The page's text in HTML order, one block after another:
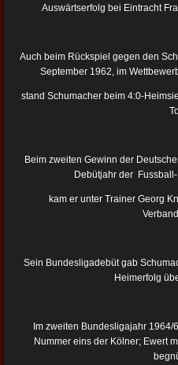
Auswärtserfolg bei Eintracht
Auch beim Rückspiel gegen den
September 1962, im
stand Schumacher beim 4:0-
Beim zweiten Gewinn der
Debütjahr der
kam er unter Trainer Georg
Sein Bundesligadebüt gab
Heimerfolg
Im zweiten Bundesligajahr
Nummer eins der Kölner; Ewert